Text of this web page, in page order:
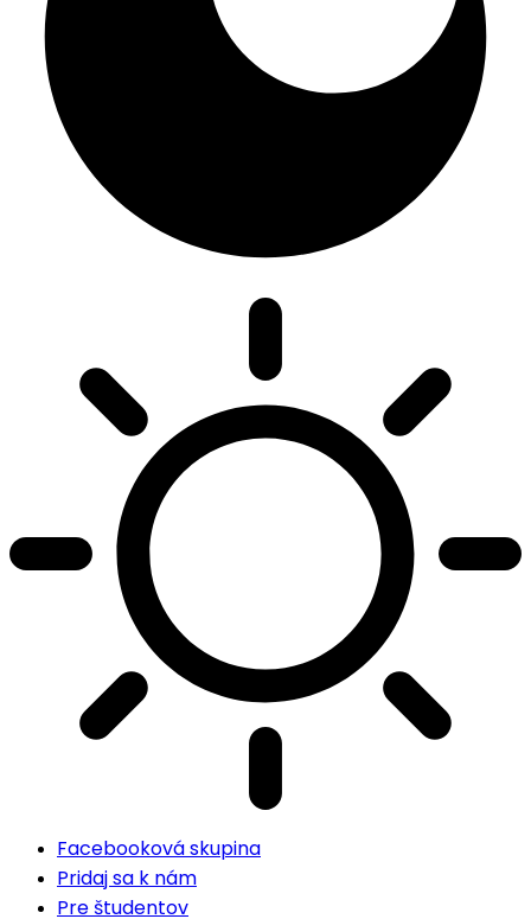
Facebooková skupina
Pridaj sa k nám
Pre študentov